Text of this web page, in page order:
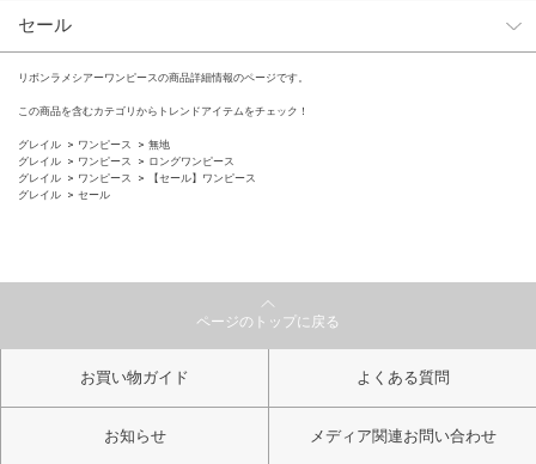
セール
リボンラメシアーワンピースの商品詳細情報のページです。
この商品を含むカテゴリからトレンドアイテムをチェック！
グレイル ワンピース
無地
グレイル
ワンピース
ロングワンピース
グレイル
ワンピース
【セール】ワンピース
グレイル
セール
ページのトップに戻る
お買い物ガイド よくある質問
お知らせ メディア関連お問い合わせ